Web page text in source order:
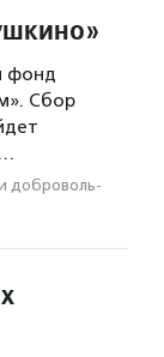
фонд
Сбор
доброволь­